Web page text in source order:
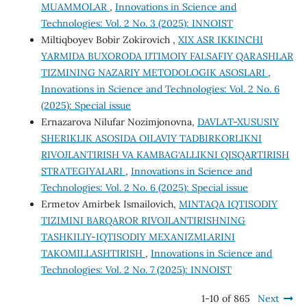
MUAMMOLAR , Innovations in Science and
Technologies: Vol. 2 No. 3 (2025): INNOIST
Miltiqboyev Bobir Zokirovich , XIX ASR IKKINCHI
YARMIDA BUXORODA IJTIMOIY FALSAFIY QARASHLAR
TIZMINING NAZARIY METODOLOGIK ASOSLARI ,
Innovations in Science and Technologies: Vol. 2 No. 6
(2025): Special issue
Ernazarova Nilufar Nozimjonovna, DAVLAT-XUSUSIY
SHERIKLIK ASOSIDA OILAVIY TADBIRKORLIKNI
RIVOJLANTIRISH VA KAMBAG‘ALLIKNI QISQARTIRISH
STRATEGIYALARI , Innovations in Science and
Technologies: Vol. 2 No. 6 (2025): Special issue
Ermetov Amirbek Ismailovich, MINTAQA IQTISODIY
TIZIMINI BARQAROR RIVOJLANTIRISHNING
TASHKILIY-IQTISODIY MEXANIZMLARINI
TAKOMILLASHTIRISH , Innovations in Science and
Technologies: Vol. 2 No. 7 (2025): INNOIST
1-10 of 865 Next